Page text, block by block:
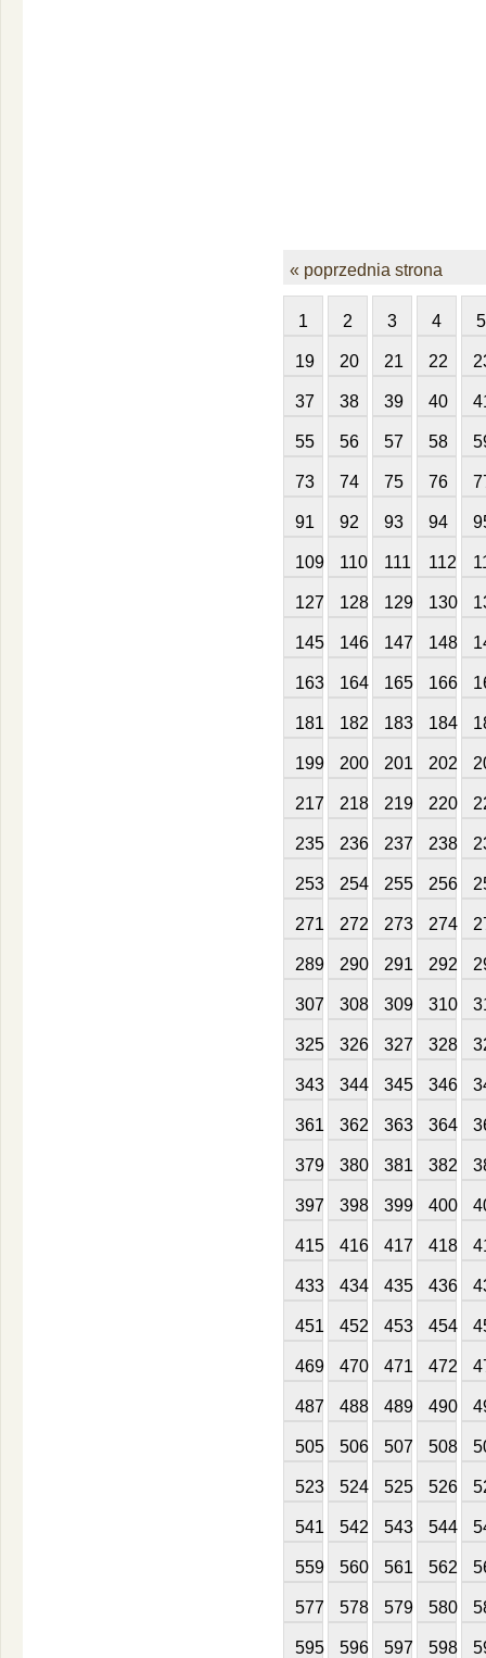
« poprzednia strona
1 2 3 4 5
19 20 21 22
37 38 39 40
55 56 57 58
73 74 75 76
91 92 93 94
109 110 111 112
127 128 129 130
145 146 147 148
163 164 165 166
181 182 183 184
199 200 201 202
217 218 219 220
235 236 237 238
253 254 255 256
271 272 273 274
289 290 291 292
307 308 309 310
325 326 327 328
343 344 345 346
361 362 363 364
379 380 381 382
397 398 399 400
415 416 417 418
433 434 435 436
451 452 453 454
469 470 471 472
487 488 489 490
505 506 507 508
523 524 525 526
541 542 543 544
559 560 561 562
577 578 579 580
595 596 597 598